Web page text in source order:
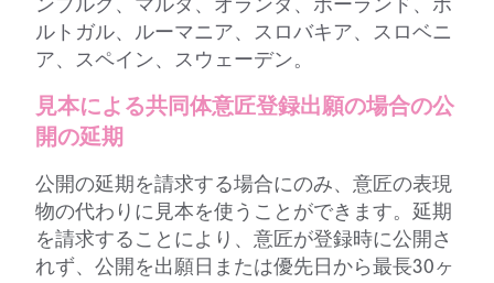
ンブルク、マルタ、オランダ、ポーランド、ポ
ルトガル、ルーマニア、スロバキア、スロベニ
ア、スペイン、スウェーデン。
見本による共同体意匠登録出願の場合の公
開の延期
公開の延期を請求する場合にのみ、意匠の表現
物の代わりに見本を使うことができます。延期
を請求することにより、意匠が登録時に公開さ
れず、公開を出願日または優先日から最長30ヶ